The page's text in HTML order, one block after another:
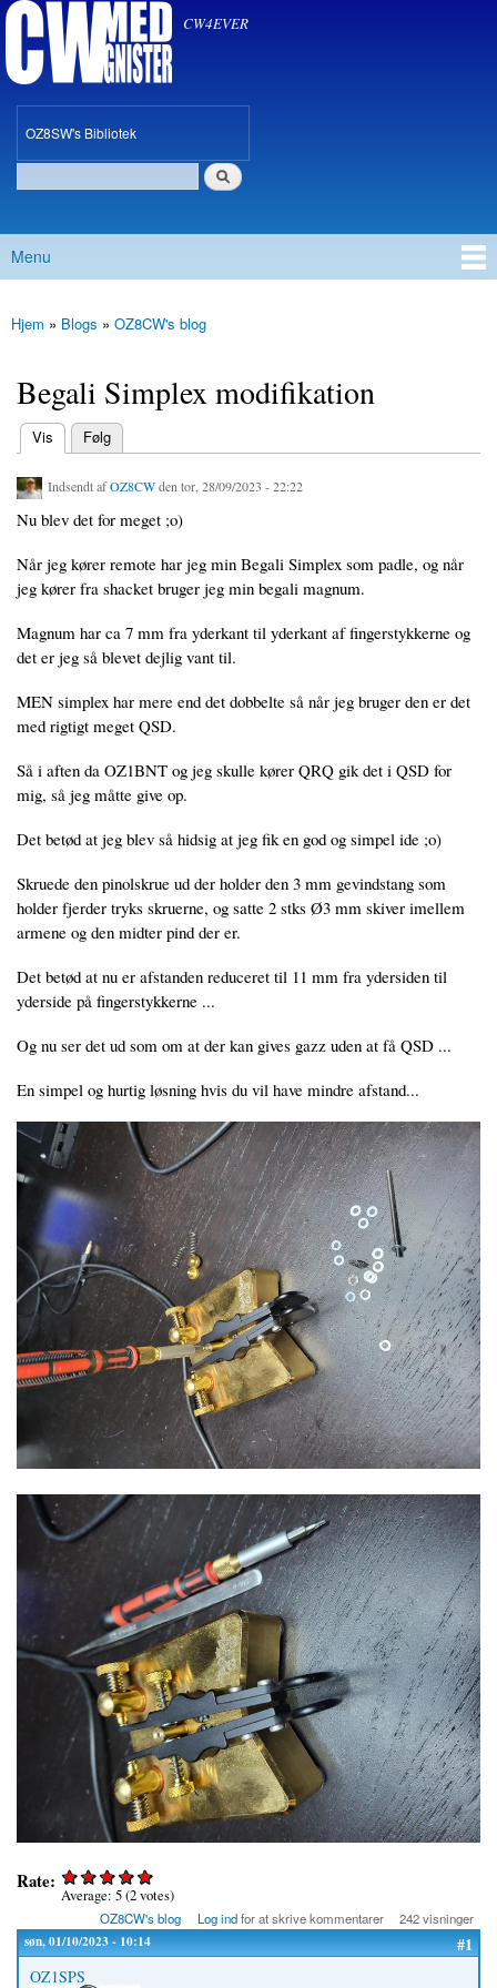
CW med Gnister CW4EVER
oz8swOZ8SW's Bibliotek
Søgefelt
Hovedmenu
Menu
Du er her
Hjem » Blogs » OZ8CW's blog
Begali Simplex modifikation
Primære faneblade
Vis
(aktiv fane) Følg
Indsendt afOZ8CWden tor, 28/09/2023 - 22:22
Nu blev det for meget ;o)
Når jeg kører remote har jeg min Begali Simplex som padle, og når
jeg kører fra shacket bruger jeg min begali magnum.
Magnum har ca 7 mm fra yderkant til yderkant af fingerstykkerne og
det er jeg så blevet dejlig vant til.
MEN simplex har mere end det dobbelte så når jeg bruger den er det
med rigtigt meget QSD.
Så i aften da OZ1BNT og jeg skulle kører QRQ gik det i QSD for
mig, så jeg måtte give op.
Det betød at jeg blev så hidsig at jeg fik en god og simpel ide ;o)
Skruede den pinolskrue ud der holder den 3 mm gevindstang som
holder fjerder tryks skruerne, og satte 2 stks Ø3 mm skiver imellem
armene og den midter pind der er.
Det betød at nu er afstanden reduceret til 11 mm fra ydersiden til
yderside på fingerstykkerne ...
Og nu ser det ud som om at der kan gives gazz uden at få QSD ...
En simpel og hurtig løsning hvis du vil have mindre afstand...
Rate:
Average: 5(2votes)
OZ8CW's blog Log indfor at skrive kommentarer 242 visninger
søn, 01/10/2023 - 10:14 #1
OZ1SPS